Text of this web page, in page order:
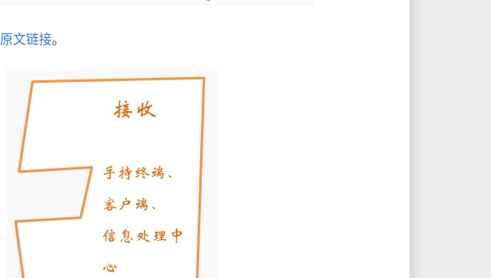
原文链接。